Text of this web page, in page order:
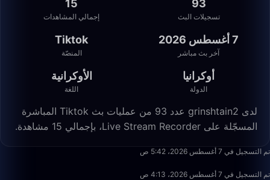
93
تسجيلات البث
15
إجمالي المشاهدات
7 أغسطس 2026
آخر بث مباشر
Tiktok
المنصّة
أوكرانيا
الدولة
الأوكرانية
اللغة
لدى grinshtain2 عدد 93 من عمليات بث Tiktok المباشرة
المسجّلة على Live Stream Recorder، بإجمالي 15 مشاهدة.
تم التسجيل في 7 أغسطس 2026، 5:42 ص
48:44
تم التسجيل في 7 أغسطس 2026، 4:13 ص